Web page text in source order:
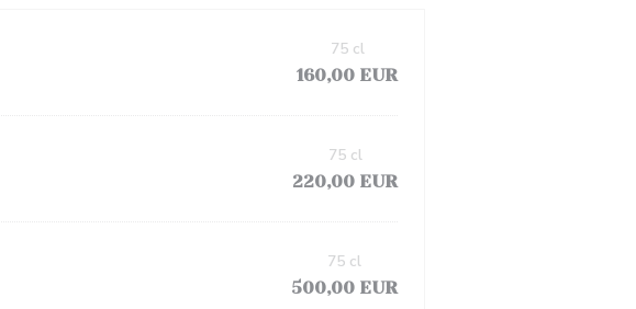
160,00 EUR
75 cl
220,00 EUR
75 cl
500,00 EUR
75 cl